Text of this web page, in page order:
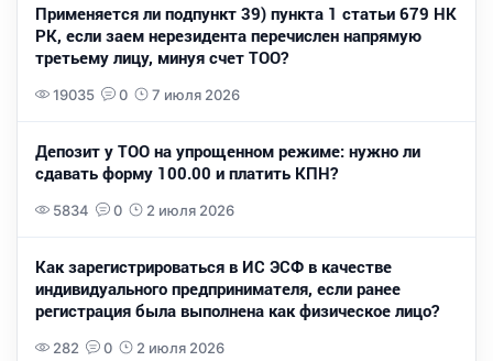
Применяется ли подпункт 39) пункта 1 статьи 679 НК
РК, если заем нерезидента перечислен напрямую
третьему лицу, минуя счет ТОО?
19035 0 7 июля 2026
Депозит у ТОО на упрощенном режиме: нужно ли
сдавать форму 100.00 и платить КПН?
5834 0 2 июля 2026
Как зарегистрироваться в ИС ЭСФ в качестве
индивидуального предпринимателя, если ранее
регистрация была выполнена как физическое лицо?
282 0 2 июля 2026